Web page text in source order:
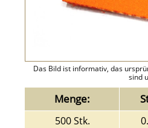
Das Bild ist informativ, das
sind
Menge:
500 Stk.